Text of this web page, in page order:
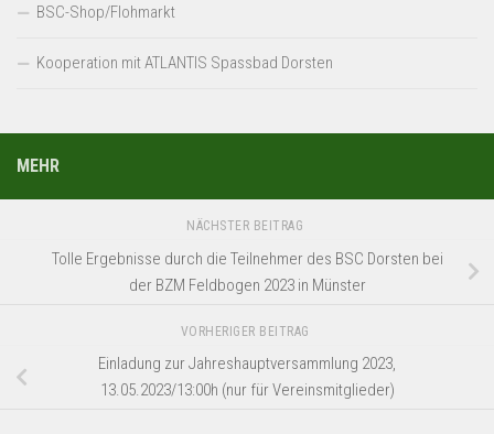
BSC-Shop/Flohmarkt
Kooperation mit ATLANTIS Spassbad Dorsten
MEHR
NÄCHSTER BEITRAG
Tolle Ergebnisse durch die Teilnehmer des BSC Dorsten bei
der BZM Feldbogen 2023 in Münster
VORHERIGER BEITRAG
Einladung zur Jahreshauptversammlung 2023,
13.05.2023/13:00h (nur für Vereinsmitglieder)